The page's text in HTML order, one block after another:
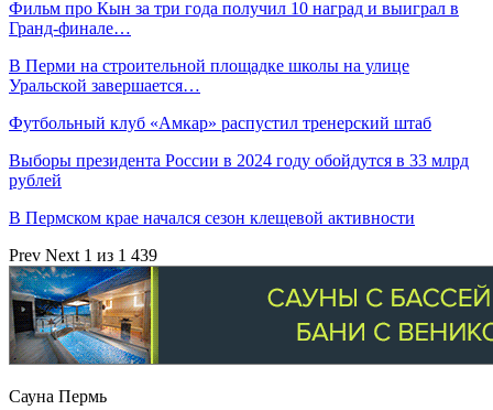
Фильм про Кын за три года получил 10 наград и выиграл в
Гранд-финале…
В Перми на строительной площадке школы на улице
Уральской завершается…
Футбольный клуб «Амкар» распустил тренерский штаб
Выборы президента России в 2024 году обойдутся в 33 млрд
рублей
В Пермском крае начался сезон клещевой активности
Prev Next 1 из 1 439
Сауна Пермь